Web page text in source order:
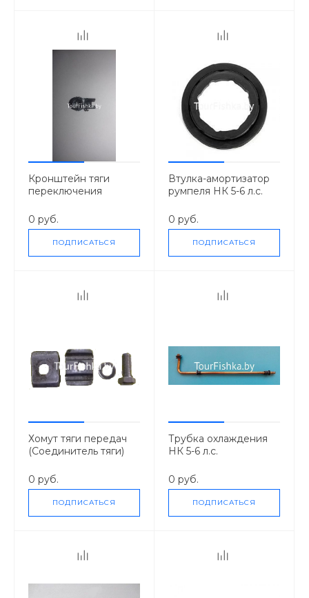
Кронштейн тяги
переключения
0 руб.
ПОДПИСАТЬСЯ
Втулка-амортизатор
румпеля НК 5-6 л.с.
0 руб.
ПОДПИСАТЬСЯ
Хомут тяги передач
(Соединитель тяги)
0 руб.
ПОДПИСАТЬСЯ
Трубка охлаждения
НК 5-6 л.с.
0 руб.
ПОДПИСАТЬСЯ